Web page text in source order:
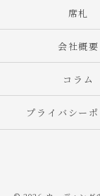
席札
会社概要
コラム
プライバシー